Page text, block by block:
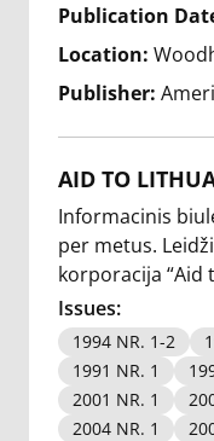
Publication
Location:
Publisher:
AID TO
Informacinis
per metus.
korporacija “Aid
Issues:
1994 NR. 1-2
1991 NR. 1
2001 NR. 1
2004 NR. 1